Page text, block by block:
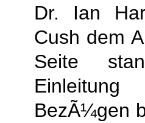
Dr. Ian
Cush dem
Seite
BezÃ¼gen